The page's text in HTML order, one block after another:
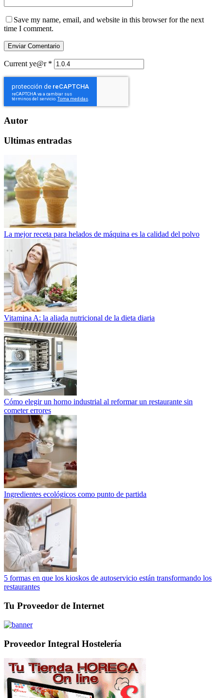
Save my name, email, and website in this browser for the next
time I comment.
Current ye@r *
Autor
Ultimas entradas
La mejor receta para helados de máquina es la calidad del polvo
Vitamina A: la aliada nutricional de la dieta diaria
Cómo elegir un horno industrial al reformar un restaurante sin
cometer errores
Ingredientes ecológicos como punto de partida
5 formas en que los kioskos de autoservicio están transformando los
restaurantes
Tu Proveedor de Internet
Proveedor Integral Hostelería